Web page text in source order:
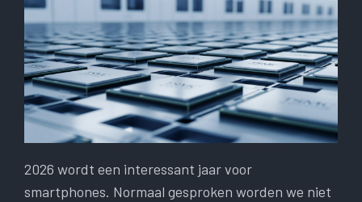
2026 wordt een interessant jaar voor
smartphones. Normaal gesproken worden we niet